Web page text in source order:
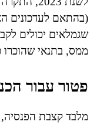
(בהתאם לעדכונים
שגמלאים יכולים
ממס, בתנאי שהוכרו
פטור עבור
מלבד קצבת הפנסיה,